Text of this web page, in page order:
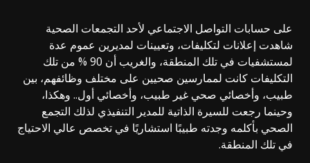
على حسابات التواصل الاجتماعي لأحد التجمعات الصحية
شاهدت إعلانات لتكليفات، وتعيينات لمديرين عموم عدة
لمستشفيات في تلك المنطقة، والغريب أن 90 % من تلك
التكليفات كانت لممارسين صحيين على مختلف وظائفهم، بين
طبيب، وأخصائي صحي غير طبيب، وأخصائي أول.. وهكذا،
وحينما رجعت للسيرة الذاتية للمدير التنفيذي لذلك التجمع
الصحي بأكلمه وجدته طبيبًا استشاريًا في تخصص عالي الاحتياج
في تلك المنطقة.